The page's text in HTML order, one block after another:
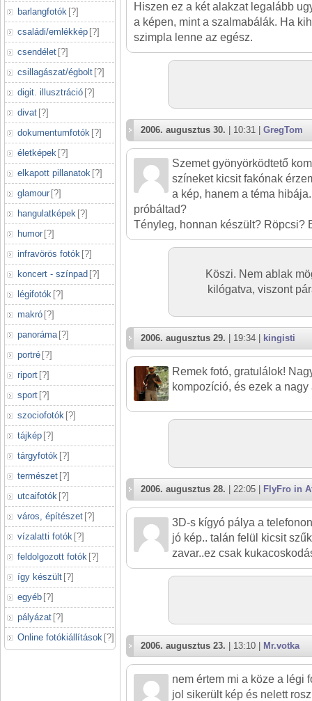
barlangfotók [?]
családi/emlékkép [?]
csendélet [?]
csillagászat/égbolt [?]
digit. illusztráció [?]
divat [?]
dokumentumfotók [?]
életképek [?]
elkapott pillanatok [?]
glamour [?]
hangulatképek [?]
humor [?]
infravörös fotók [?]
koncert - színpad [?]
légifotók [?]
makró [?]
panoráma [?]
portré [?]
riport [?]
sport [?]
szociofotók [?]
tájkép [?]
tárgyfotók [?]
természet [?]
utcaifotók [?]
város, építészet [?]
vízalatti fotók [?]
feldolgozott fotók [?]
így készült [?]
egyéb [?]
pályázat [?]
Online fotókiállítások [?]
Hiszen ez a két alakzat legalább
a képen, mint a szalmabálák. Ha
szimpla lenne az egész.
2006. augusztus 30. | 10:31 | GregTom
Szemet gyönyörködtető
színeket kicsit fakónak
a kép, hanem a téma
próbáltad?
Tényleg, honnan készült? Röpcsi?
Köszi. Nem ablak
kilógatva, viszont
2006. augusztus 29. | 19:34 | kingisti
Remek fotó, gratulálok!
kompozíció, és ezek a
2006. augusztus 28. | 22:05 | FlyFro in
3D-s kígyó pálya a
jó kép.. talán felül kicsit
zavar..ez csak
2006. augusztus 23. | 13:10 | Mr.votka
nem értem mi a köze a légi
jol sikerült kép és nelett